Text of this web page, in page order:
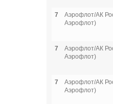
7
Аэрофлот/АК
Аэрофлот)
7
Аэрофлот/АК
Аэрофлот)
7
Аэрофлот/АК
Аэрофлот)